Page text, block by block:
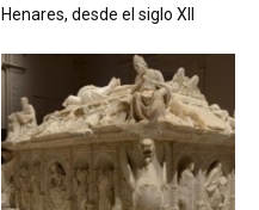
Henares, desde el siglo XII